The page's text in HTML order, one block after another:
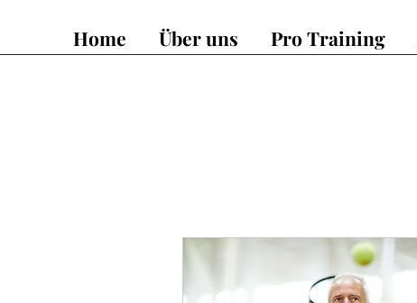
Home Über uns Pro Training